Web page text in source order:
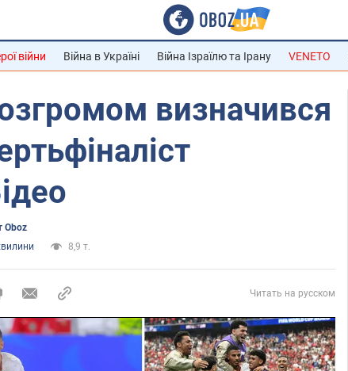
війни Війна в Україні Війна Ізраїлю та Ірану VENETO
визначився
Oboz
8,9 т.
Читать на русском